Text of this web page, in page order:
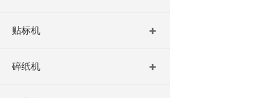
贴标机
碎纸机